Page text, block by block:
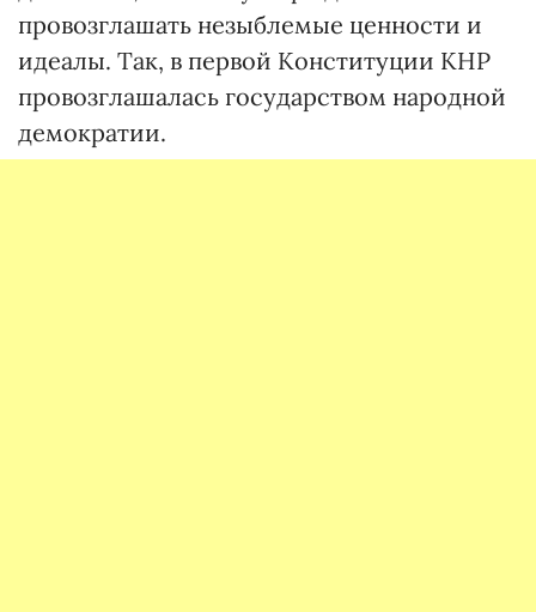
провозглашать незыблемые ценности и
идеалы. Так, в первой Конституции КНР
провозглашалась государством народной
демократии.